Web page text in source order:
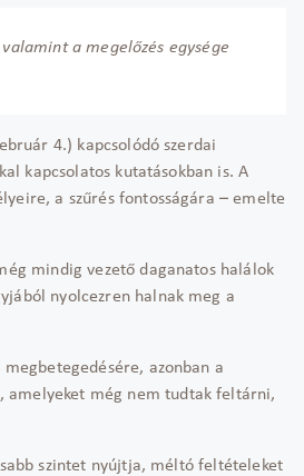
a megelőzés egysége
4.) kapcsolódó szerdai
kapcsolatos kutatásokban is. A
a szűrés fontosságára – emelte
mindig vezető daganatos halálok
nyolcezren halnak meg a
azonban a
amelyeket még nem tudtak feltárni,
szintet nyújtja, méltó feltételeket